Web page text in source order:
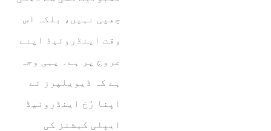
چھپی نہیں، بلکہ اس
وقت اینڈروئیڈ اپنے
عروج پر ہے۔ یہی وجہ
ہے کہ ڈیویلپرز نے
اپنا رُخ اینڈروئیڈ
ایپلی کیشنز کی